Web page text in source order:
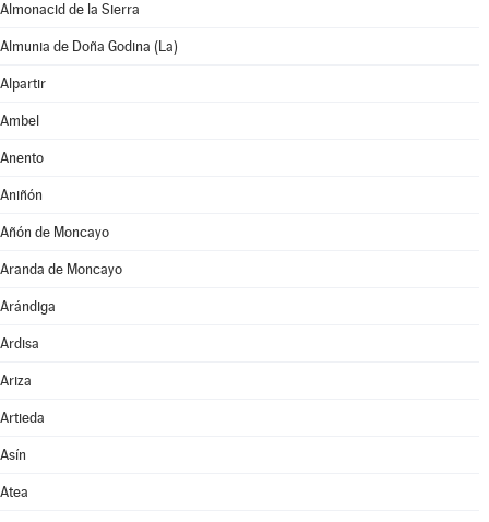
Almonacid de la Sierra
Almunia de Doña Godina (La)
Alpartir
Ambel
Anento
Aniñón
Añón de Moncayo
Aranda de Moncayo
Arándiga
Ardisa
Ariza
Artieda
Asín
Atea